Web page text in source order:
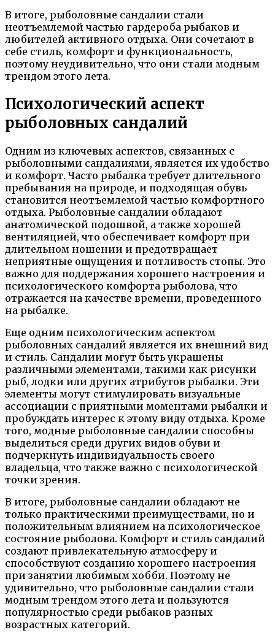
В итоге, рыболовные сандалии стали
неотъемлемой частью гардероба рыбаков и
любителей активного отдыха. Они сочетают в
себе стиль, комфорт и функциональность,
поэтому неудивительно, что они стали модным
трендом этого лета.
Психологический аспект
рыболовных сандалий
Одним из ключевых аспектов, связанных с
рыболовными сандалиями, является их удобство
и комфорт. Часто рыбалка требует длительного
пребывания на природе, и подходящая обувь
становится неотъемлемой частью комфортного
отдыха. Рыболовные сандалии обладают
анатомической подошвой, а также хорошей
вентиляцией, что обеспечивает комфорт при
длительном ношении и предотвращает
неприятные ощущения и потливость стопы. Это
важно для поддержания хорошего настроения и
психологического комфорта рыболова, что
отражается на качестве времени, проведенного
на рыбалке.
Еще одним психологическим аспектом
рыболовных сандалий является их внешний вид
и стиль. Сандалии могут быть украшены
различными элементами, такими как рисунки
рыб, лодки или других атрибутов рыбалки. Эти
элементы могут стимулировать визуальные
ассоциации с приятными моментами рыбалки и
пробуждать интерес к этому виду отдыха. Кроме
того, модные рыболовные сандалии способны
выделиться среди других видов обуви и
подчеркнуть индивидуальность своего
владельца, что также важно с психологической
точки зрения.
В итоге, рыболовные сандалии обладают не
только практическими преимуществами, но и
положительным влиянием на психологическое
состояние рыболова. Комфорт и стиль сандалий
создают привлекательную атмосферу и
способствуют созданию хорошего настроения
при занятии любимым хобби. Поэтому не
удивительно, что рыболовные сандалии стали
модным трендом этого лета и пользуются
популярностью среди рыбаков разных
возрастных категорий.